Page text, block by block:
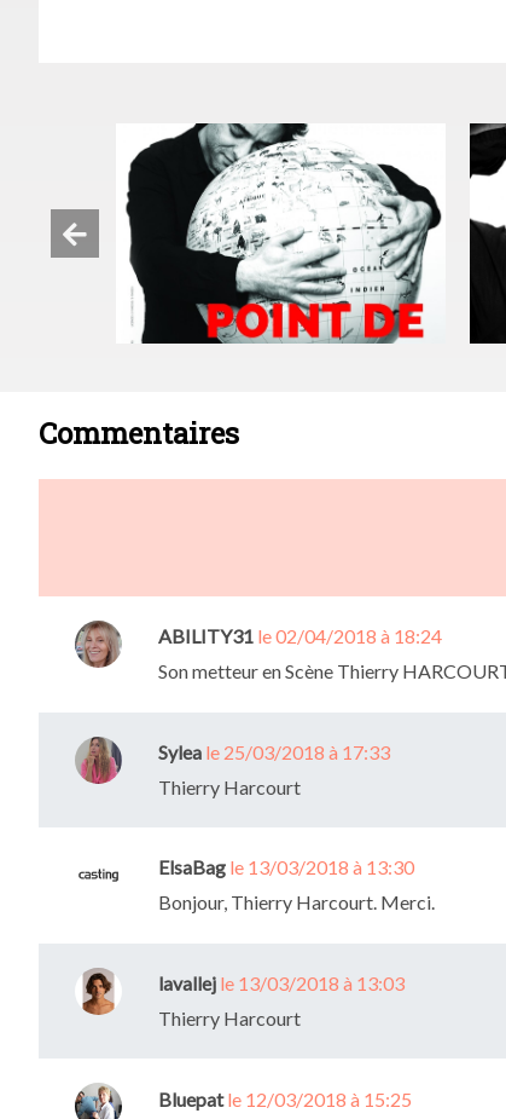
Commentaires
ABILITY31 le 02/04/2018 à 18:24
Son metteur en Scène Thierry
Sylea le 25/03/2018 à 17:33
Thierry Harcourt
ElsaBag le 13/03/2018 à 13:30
Bonjour, Thierry Harcourt. Merci.
lavallej le 13/03/2018 à 13:03
Thierry Harcourt
Bluepat le 12/03/2018 à 15:25